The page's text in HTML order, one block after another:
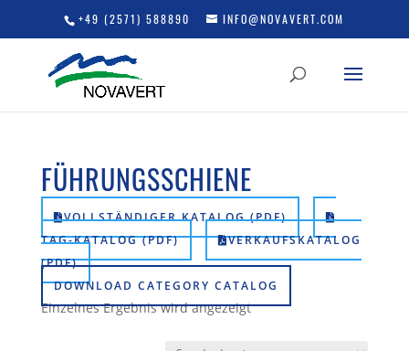
+49 (2571) 588890 INFO@NOVAVERT.COM
FÜHRUNGSSCHIENE
VOLLSTÄNDIGER KATALOG (PDF)
TAG-KATALOG (PDF)
VERKAUFSKATALOG
(PDF)
DOWNLOAD CATEGORY CATALOG
Einzelnes Ergebnis wird angezeigt